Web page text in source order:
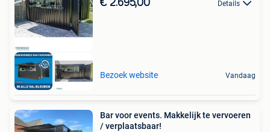
€ 2.695,00 Details
Bezoek website Vandaag
Bar voor events. Makkelijk te vervoeren
/ verplaatsbaar!